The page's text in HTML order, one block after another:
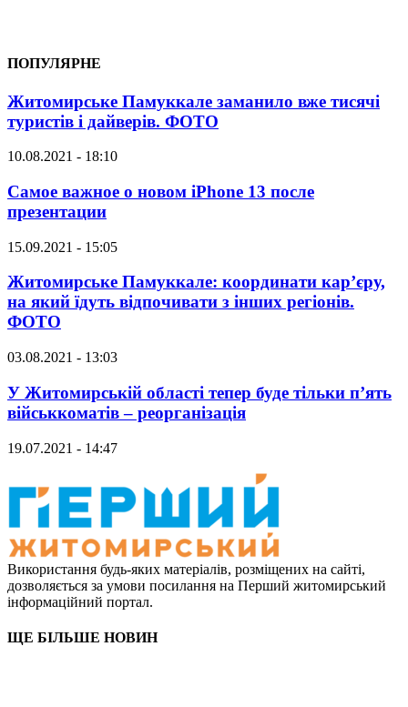
ПОПУЛЯРНЕ
Житомирське Памуккале заманило вже тисячі
туристів і дайверів. ФОТО
10.08.2021 - 18:10
Самое важное о новом iPhone 13 после
презентации
15.09.2021 - 15:05
Житомирське Памуккале: координати кар’єру,
на який їдуть відпочивати з інших регіонів.
ФОТО
03.08.2021 - 13:03
У Житомирській області тепер буде тільки п’ять
військкоматів – реорганізація
19.07.2021 - 14:47
Використання будь-яких матеріалів, розміщених на сайті,
дозволяється за умови посилання на Перший житомирський
інформаційний портал.
ЩЕ БІЛЬШЕ НОВИН